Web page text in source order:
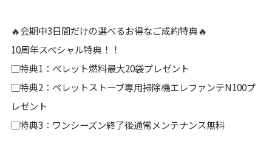
🔥会期中3日間だけの選べるお得なご成約特典🔥
10周年スペシャル特典！！
□特典1：ペレット燃料最大20袋プレゼント
□特典2：ペレットストーブ専用掃除機エレファンテN100プ
レゼント
□特典3：ワンシーズン終了後通常メンテナンス無料